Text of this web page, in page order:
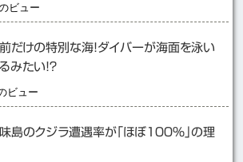
ビュー
だけの特別な海！ダイバーが海面を泳い
みたい！？
ビュー
島のクジラ遭遇率が「ほぼ１００％」の理